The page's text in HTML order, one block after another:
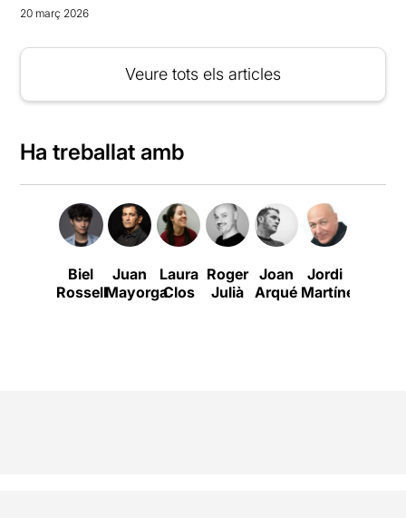
20 març 2026
Veure tots els articles
Ha treballat amb
Biel
Rossell
Juan
Mayorga
Laura
Clos
Roger
Julià
Joan
Arqué
Jordi
MartínezCarvajal